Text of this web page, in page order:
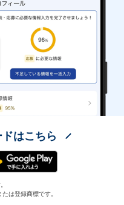
はこちら
は登録商標です。